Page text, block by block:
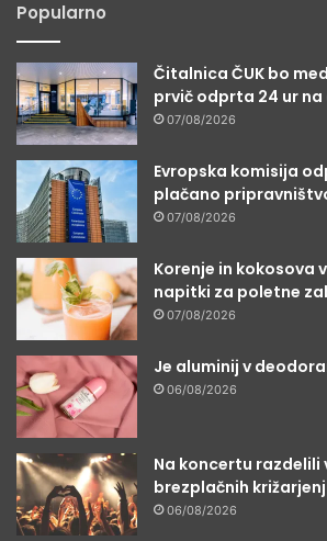
Popularno
Čitalnica ČUK bo
prvič odprta 24 ur na
07/08/2026
Evropska komisija
plačano
07/08/2026
Korenje in kokosova
napitki za poletne
07/08/2026
Je aluminij v
06/08/2026
Na koncertu razdelili
brezplačnih križarjenj
06/08/2026